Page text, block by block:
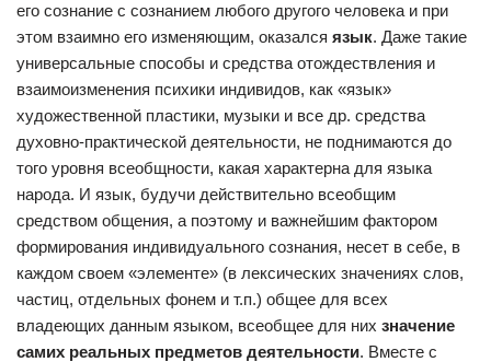
его сознание с сознанием любого другого человека и при
этом взаимно его изменяющим, оказался язык. Даже такие
универсальные способы и средства отождествления и
взаимоизменения психики индивидов, как «язык»
художественной пластики, музыки и все др. средства
духовно-практической деятельности, не поднимаются до
того уровня всеобщности, какая характерна для языка
народа. И язык, будучи действительно всеобщим
средством общения, а поэтому и важнейшим фактором
формирования индивидуального сознания, несет в себе, в
каждом своем «элементе» (в лексических значениях слов,
частиц, отдельных фонем и т.п.) общее для всех
владеющих данным языком, всеобщее для них значение
самих реальных предметов деятельности. Вместе с